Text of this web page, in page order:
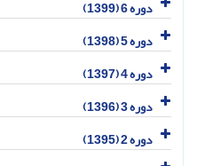
دوره 6 (1399)
دوره 5 (1398)
دوره 4 (1397)
دوره 3 (1396)
دوره 2 (1395)